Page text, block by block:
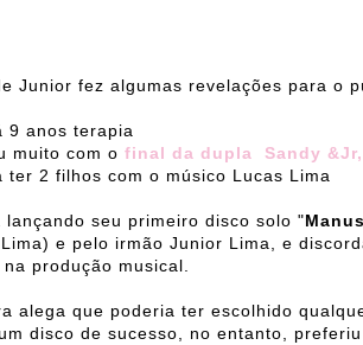
Junior fez algumas revelações para o
9 anos terapia
muito com o final da dupla Sandy &Jr,
ter 2 filhos com o músico Lucas Lima
lançando seu primeiro disco solo "
e pelo irmão Junior Lima, e
produção musical.
alega que poderia ter escolhido
disco de sucesso, no entanto,